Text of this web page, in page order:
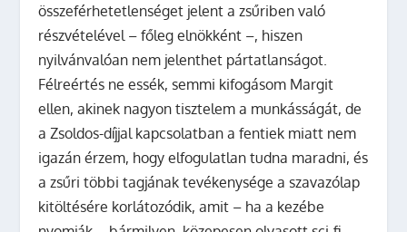
összeférhetetlenséget jelent a zsűriben való
részvételével – főleg elnökként –, hiszen
nyilvánvalóan nem jelenthet pártatlanságot.
Félreértés ne essék, semmi kifogásom Margit
ellen, akinek nagyon tisztelem a munkásságát, de
a Zsoldos-díjjal kapcsolatban a fentiek miatt nem
igazán érzem, hogy elfogulatlan tudna maradni, és
a zsűri többi tagjának tevékenysége a szavazólap
kitöltésére korlátozódik, amit – ha a kezébe